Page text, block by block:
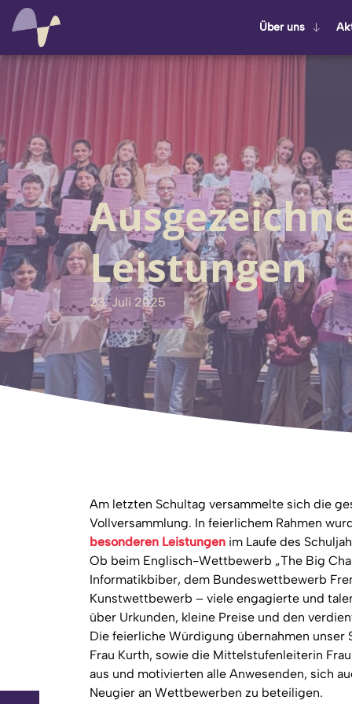
Über uns
Leistungen
23. Juli 2025
Am letzten Schultag versammelte sich die
Vollversammlung. In feierlichem Rahmen
besonderen Leistungen im Laufe des
Ob beim Englisch-Wettbewerb „The Big
Informatikbiber, dem Bundeswettbewerb
Kunstwettbewerb – viele engagierte und
über Urkunden, kleine Preise und den
Die feierliche Würdigung übernahmen
Frau Kurth, sowie die Mittelstufenleiterin
aus und motivierten alle Anwesenden, sich
Neugier an Wettbewerben zu beteiligen.